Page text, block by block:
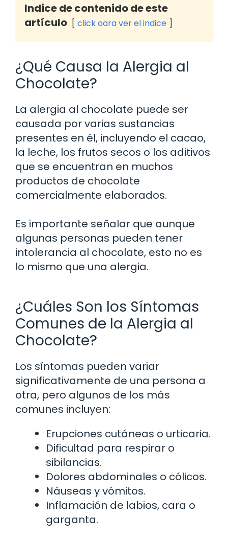
Indice de contenido de este
artículo
click oara ver el indice
¿Qué Causa la Alergia al
Chocolate?
La alergia al chocolate puede ser
causada por varias sustancias
presentes en él, incluyendo el cacao,
la leche, los frutos secos o los aditivos
que se encuentran en muchos
productos de chocolate
comercialmente elaborados.
Es importante señalar que aunque
algunas personas pueden tener
intolerancia al chocolate, esto no es
lo mismo que una alergia.
¿Cuáles Son los Síntomas
Comunes de la Alergia al
Chocolate?
Los síntomas pueden variar
significativamente de una persona a
otra, pero algunos de los más
comunes incluyen:
Erupciones cutáneas o urticaria.
Dificultad para respirar o
sibilancias.
Dolores abdominales o cólicos.
Náuseas y vómitos.
Inflamación de labios, cara o
garganta.